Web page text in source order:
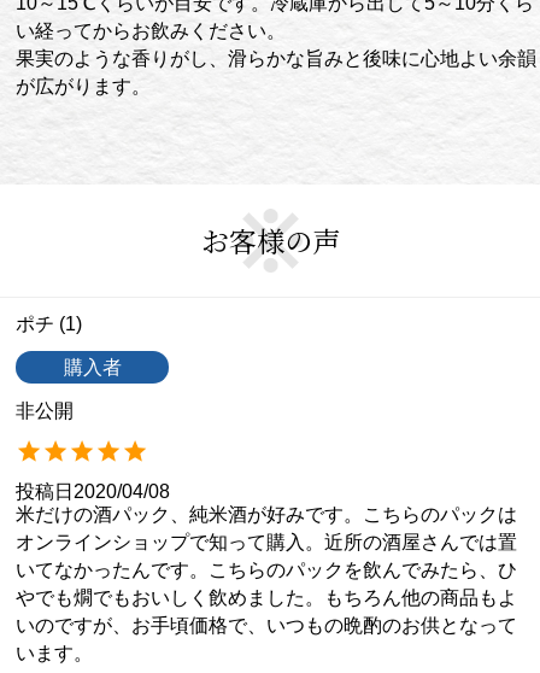
い経ってからお飲みください。
果実のような香りがし、滑らかな旨みと後味に心地よい余韻
が広がります。
お客様の声
ポチ 1
購入者
非公開
投稿日 2020/04/08
米だけの酒パック、純米酒が好みです。こちらのパックは
オンラインショップで知って購入。近所の酒屋さんでは置
いてなかったんです。こちらのパックを飲んでみたら、ひ
やでも燗でもおいしく飲めました。もちろん他の商品もよ
いのですが、お手頃価格で、いつもの晩酌のお供となって
います。